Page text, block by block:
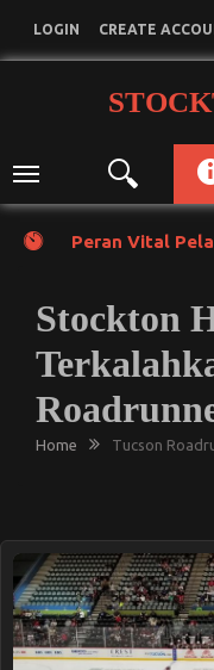
content
LOGIN CREATE
Toggle
navigation
Peran Vital
Stockton
Home Tucson